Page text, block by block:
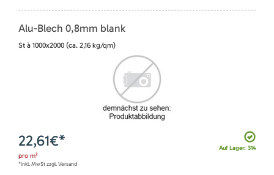
Alu-Blech 0,8mm blank
St à 1000x2000 (ca. 2,16 kg/qm)
Auf Lager: 314
22,61€*
pro m²
*inkl. MwSt zzgl. Versand